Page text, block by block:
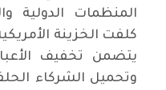
المنظمات الدولية
كلفت الخزينة
يتضمن تخفيف
وتحميل الشركاء